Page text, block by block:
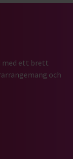
med ett brett
och